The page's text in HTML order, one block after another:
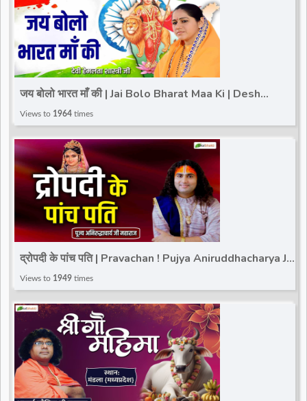
जय बोलो भारत माँ की | Jai Bolo Bharat Maa Ki | Desh
Bhakti Geet | Devi Hemlata Shastri Ji
Views to 1964 times
द्रोपदी के पांच पति | Pravachan ! Pujya Aniruddhacharya Ji
Maharaj
Views to 1949 times